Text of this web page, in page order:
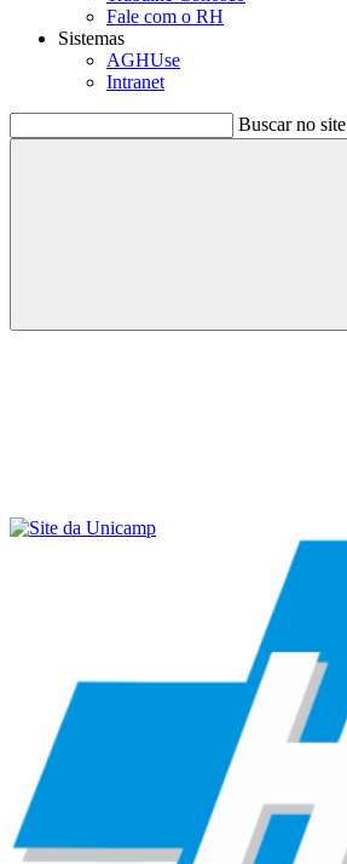
Fale com o RH
Sistemas
AGHUse
Intranet
Buscar no site
Buscar